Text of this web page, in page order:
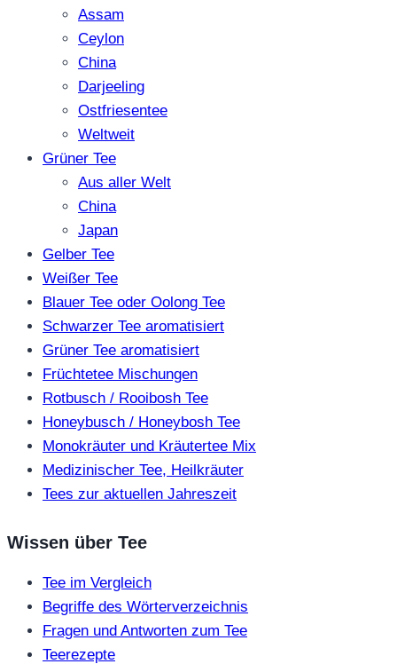
Assam
Ceylon
China
Darjeeling
Ostfriesentee
Weltweit
Grüner Tee
Aus aller Welt
China
Japan
Gelber Tee
Weißer Tee
Blauer Tee oder Oolong Tee
Schwarzer Tee aromatisiert
Grüner Tee aromatisiert
Früchtetee Mischungen
Rotbusch / Rooibosh Tee
Honeybusch / Honeybosh Tee
Monokräuter und Kräutertee Mix
Medizinischer Tee, Heilkräuter
Tees zur aktuellen Jahreszeit
Wissen über Tee
Tee im Vergleich
Begriffe des Wörterverzeichnis
Fragen und Antworten zum Tee
Teerezepte